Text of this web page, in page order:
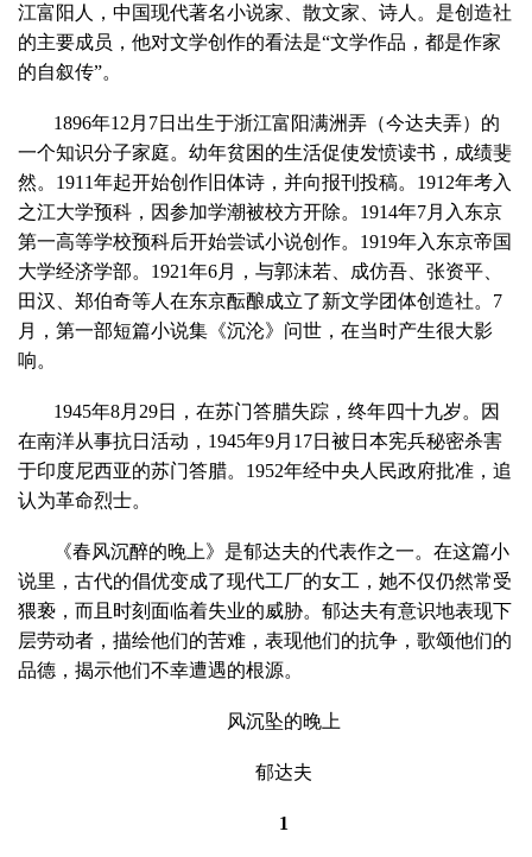
江富阳人，中国现代著名小说家、散文家、诗人。是创造社
的主要成员，他对文学创作的看法是“文学作品，都是作家
的自叙传”。
1896年12 月 7日出生于浙江富阳满洲弄（今达夫弄）的
一个知识分子家庭。幼年贫困的生活促使发愤读书，成绩斐
然。 1911年起开始创作旧体诗，并向报刊投稿。 1912年考入
之江大学预科，因参加学潮被校方开除。 1914年7月入东京
第一高等学校预科后开始尝试小说创作。 1919年入东京帝国
大学经济学部。 1921年6月，与郭沫若、成仿吾、张资平、
田汉、郑伯奇等人在东京酝酿成立了新文学团体创造社。 7
月，第一部短篇小说集《沉沦》问世，在当时产生很大影
响。
1945年8月 29日，在苏门答腊失踪，终年四十九岁。因
在南洋从事抗日活动， 1945年9月 17日被日本宪兵秘密杀害
于印度尼西亚的苏门答腊。 1952年经中央人民政府批准，追
认为革命烈士。
《春风沉醉的晚上》是郁达夫的代表作之一。在这篇小
说里，古代的倡优变成了现代工厂的女工，她不仅仍然常受
猥亵，而且时刻面临着失业的威胁。郁达夫有意识地表现下
层劳动者，描绘他们的苦难，表现他们的抗争，歌颂他们的
品德，揭示他们不幸遭遇的根源。
风沉坠的晚上
郁达夫
1